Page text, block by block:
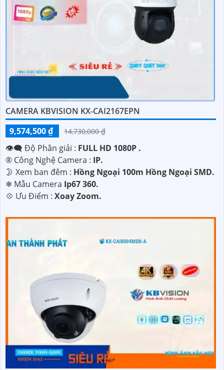
CAMERA KBVISION KX-CAI2167EPN
9,574,500 ₫
14,730,000 ₫
👁️‍🗨 Độ Phân giải : FULL HD 1080P .
®️ Công Nghệ Camera : IP.
🌛 Xem ban đêm : Hồng Ngoại 100m Hồng Ngoại SMD.
❄ Mẫu Camera Ip67 360.
️💠 Ưu Điểm : Xoay Zoom.